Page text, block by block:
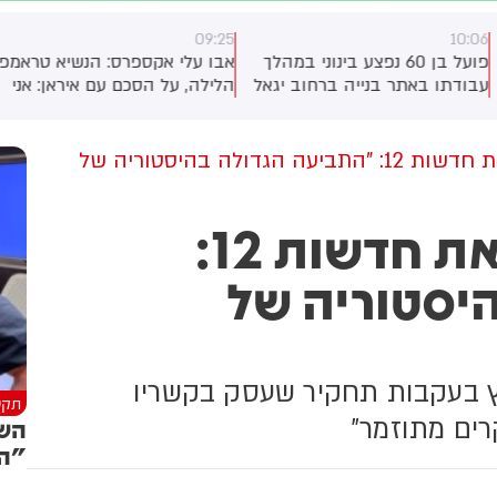
10:06
פועל בן 60 נפצע בינוני במהלך
עבודתו באתר בנייה ברחוב יגאל
הלל יפה בעיר עם חבלת
09:25
אבו עלי אקספרס: הנשיא טראמפ,
הלילה, על הסכם עם איראן: אני
שיושג הסכם בקרוב.
השר מהליכוד תובע את חדשות 12: "התביעה הגדולה בהיסטוריה של
השר מהליכוד תובע את חדשות 12:
של
בעקבות תחקיר שעסק בקשריו
מתוזמר"